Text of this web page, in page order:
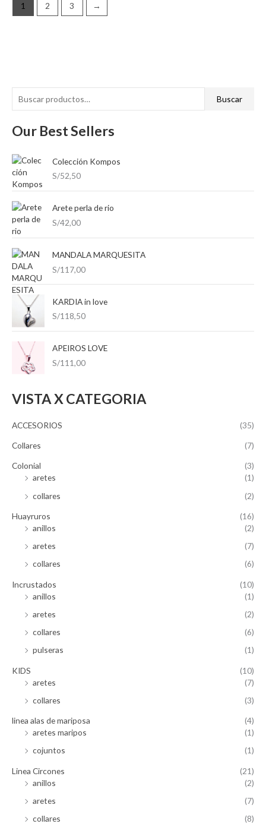
u
s
a
r
p
o
r
:
Buscar
Our Best Sellers
Colección Kompos
S/52,50
Arete perla de rio
S/42,00
MANDALA MARQUESITA
S/117,00
KARDIA in love
S/118,50
APEIROS LOVE
S/111,00
VISTA X CATEGORIA
ACCESORIOS (35)
Collares (7)
Colonial
(3)
aretes
(1)
collares
(2)
Huayruros
(16)
anillos
(2)
aretes
(7)
collares
(6)
Incrustados
(10)
anillos
(1)
aretes
(2)
collares
(6)
pulseras
(1)
KIDS
(10)
aretes
(7)
collares
(3)
linea alas de mariposa
(4)
aretes maripos
(1)
cojuntos
(1)
Linea Circones
(21)
anillos
(2)
aretes
(7)
collares
(8)
1 2 3 →